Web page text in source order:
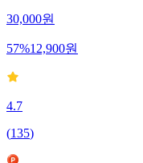
30,000원
57%12,900원
4.7
(135)